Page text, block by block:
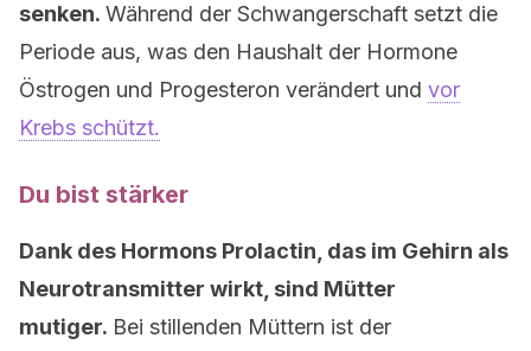
senken. Während der Schwangerschaft setzt die
Periode aus, was den Haushalt der Hormone
Östrogen und Progesteron verändert und vor
Krebs schützt.
Du bist stärker
Dank des Hormons Prolactin, das im Gehirn als
Neurotransmitter wirkt, sind Mütter
mutiger. Bei stillenden Müttern ist der